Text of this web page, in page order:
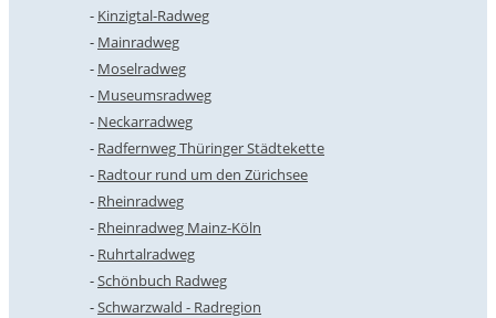
Kinzigtal-Radweg
Mainradweg
Moselradweg
Museumsradweg
Neckarradweg
Radfernweg Thüringer Städtekette
Radtour rund um den Zürichsee
Rheinradweg
Rheinradweg Mainz-Köln
Ruhrtalradweg
Schönbuch Radweg
Schwarzwald - Radregion